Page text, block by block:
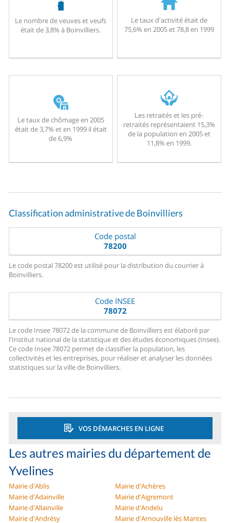
Le nombre de veuves et veufs
était de 3,8% à Boinvilliers.
Le taux d'activité était de
75,6% en 2005 et 78,8 en 1999
Le taux de chômage en 2005
était de 3,7% et en 1999 il était
de 6,9%
Les retraités et les pré-
retraités représentaient 15,3%
de la population en 2005 et
11,8% en 1999.
Classification administrative de Boinvilliers
Code postal
78200
Le code postal 78200 est utilisé pour la distribution du courrier à
Boinvilliers.
Code INSEE
78072
Le code Insee 78072 de la commune de Boinvilliers est élaboré par
l'Institut national de la statistique et des études économiques (Insee).
Ce code Insee 78072 permet de classifier la population, les
collectivités et les entreprises, pour réaliser et analyser les données
statistiques sur la ville de Boinvilliers.
VOS DÉMARCHES EN LIGNE
Les autres mairies du département de
Yvelines
Mairie d'Ablis
Mairie d'Achères
Mairie d'Adainville
Mairie d'Aigremont
Mairie d'Allainville
Mairie d'Andelu
Mairie d'Andrésy
Mairie d'Arnouville lès Mantes